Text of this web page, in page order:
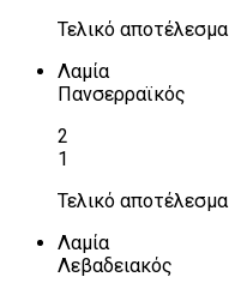
Τελικό αποτέλεσμα
Λαμία
Πανσερραϊκός
2
1
Τελικό αποτέλεσμα
Λαμία
Λεβαδειακός